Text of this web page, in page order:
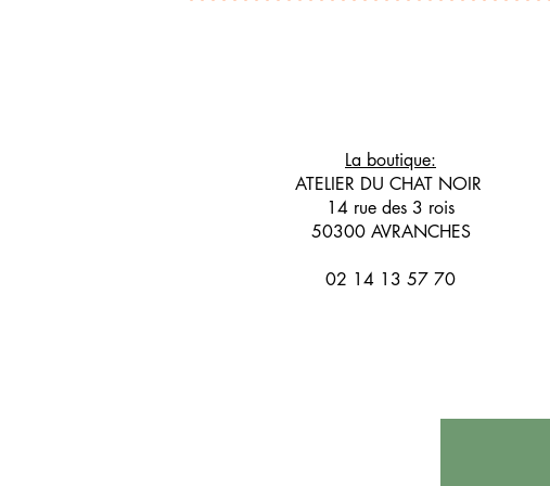
La boutique:
ATELIER DU CHAT NOIR
14 rue des 3 rois
50300 AVRANCHES
02 14 13 57 70